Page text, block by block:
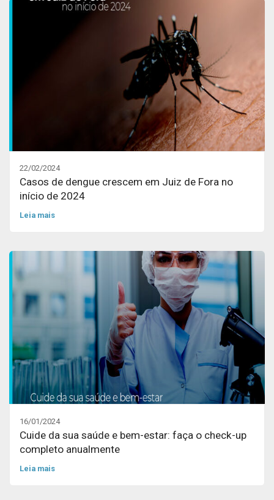
22/02/2024
Casos de dengue crescem em Juiz de Fora no
início de 2024
Leia mais
16/01/2024
Cuide da sua saúde e bem-estar: faça o check-up
completo anualmente
Leia mais